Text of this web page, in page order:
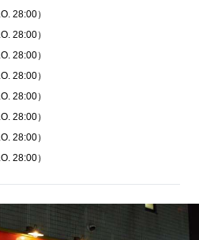
28:00）
28:00）
28:00）
28:00）
28:00）
28:00）
28:00）
28:00）